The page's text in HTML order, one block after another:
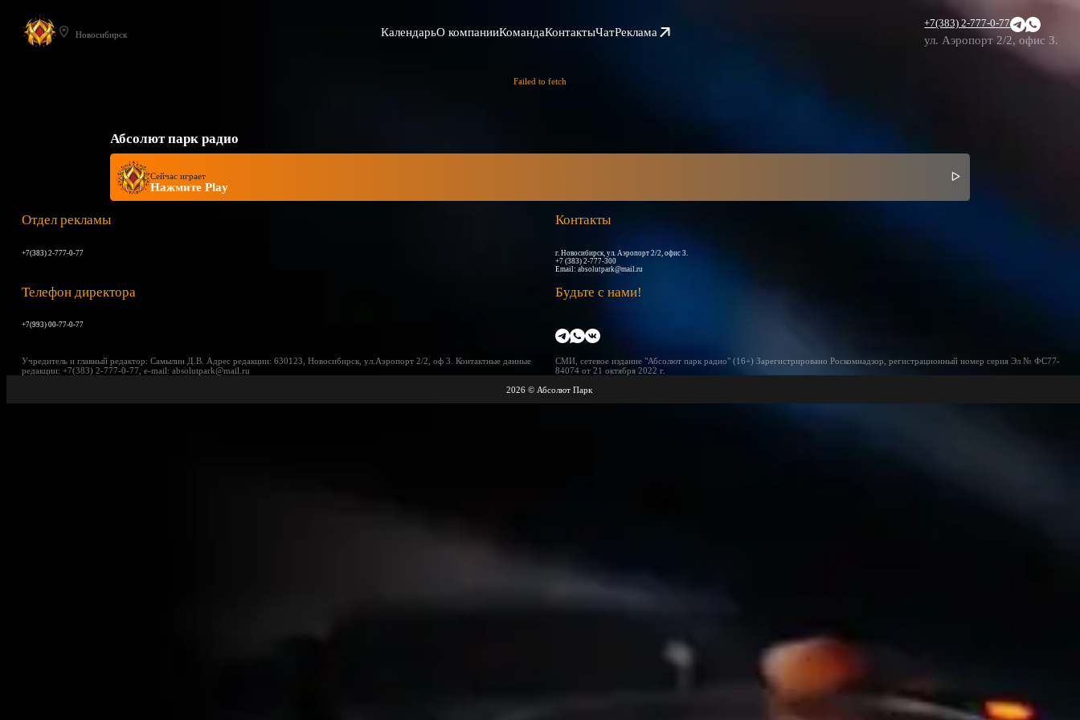
Новосибирск КалендарьО компанииКомандаКонтактыЧатРеклама
+7(383) 2-777-0-77
ул. Аэропорт 2/2, офис 3.
Failed to fetch
Абсолют парк радио
Сейчас играет
Нажмите Play
Отдел рекламы
+7(383) 2-777-0-77
Контакты
г. Новосибирск, ул. Аэропорт 2/2, офис 3.
+7 (383) 2-777-300
Email: absolutpark@mail.ru
Телефон директора
+7(993) 00-77-0-77
Будьте с нами!
Учредитель и главный редактор: Самылин Д.В. Адрес редакции: 630123, Новосибирск, ул.Аэропорт 2/2, оф 3. Контактные данные
редакции: +7(383) 2-777-0-77, e-mail: absolutpark@mail.ru
СМИ, сетевое издание "Абсолют парк радио" (16+) Зарегистрировано Роскомнадзор, регистрационный номер серия Эл № ФС77-
84074 от 21 октября 2022 г.
2026 © Абсолют Парк